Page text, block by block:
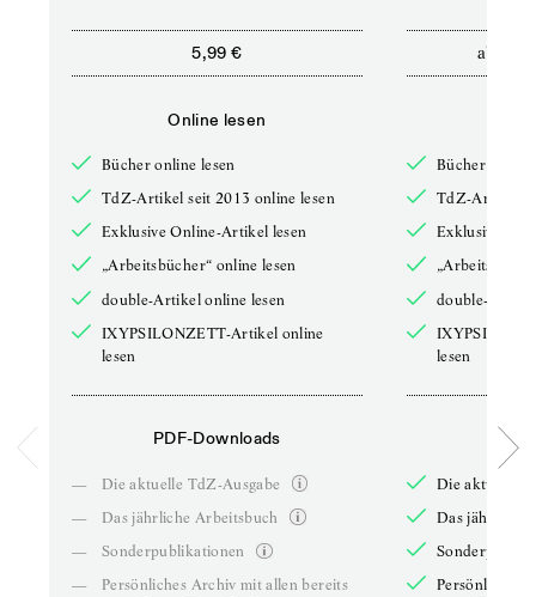
5,99 €
Online lesen
Bücher online lesen
TdZ-Artikel seit 2013 online lesen
Exklusive Online-Artikel lesen
„Arbeitsbücher“ online lesen
double-Artikel online lesen
IXYPSILONZETT-Artikel online
lesen
PDF-Downloads
—
Die aktuelle TdZ-Ausgabe
—
Das jährliche Arbeitsbuch
—
Sonderpublikationen
—
Persönliches Archiv mit allen bereits
ab
Bücher online
TdZ-Artikel
Exklusive
double-
lesen
Die aktuelle
Das jährliche
Persönliches